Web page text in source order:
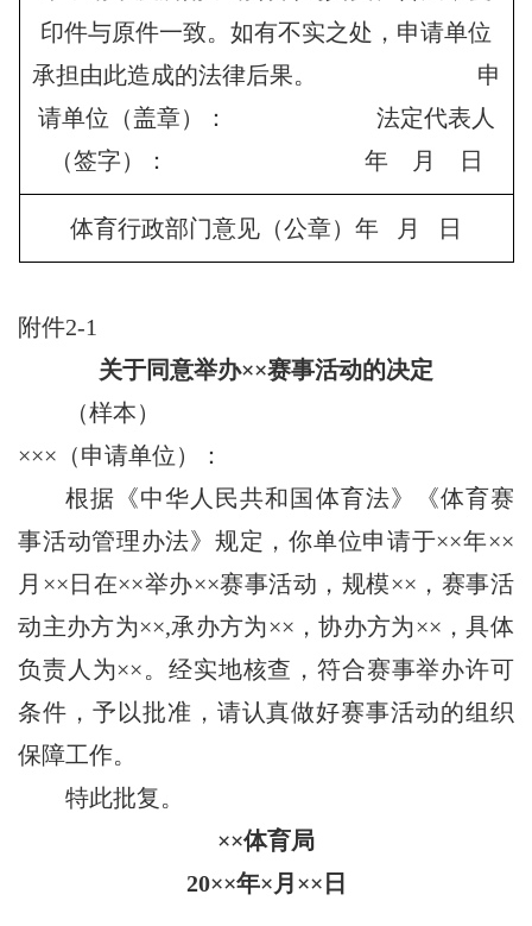
印件与原件一致。如有不实之处，申请单位
承担由此造成的法律后果。 申
请单位（盖章）： 法定代表人
（签字）： 年 月 日
体育行政部门意见（公章）年 月 日
附件2-1
关于同意举办××赛事活动的决定
（样本）
×××（申请单位）：
根据《中华人民共和国体育法》《体育赛
事活动管理办法》规定，你单位申请于××年××
月××日在××举办××赛事活动，规模××，赛事活
动主办方为××,承办方为××，协办方为××，具体
负责人为××。经实地核查，符合赛事举办许可
条件，予以批准，请认真做好赛事活动的组织
保障工作。
特此批复。
××体育局
20××年×月××日